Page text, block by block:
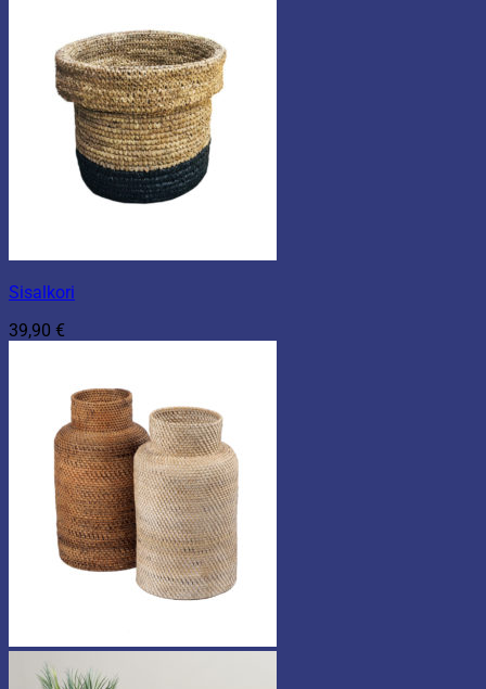
Sisalkori
39,90 €